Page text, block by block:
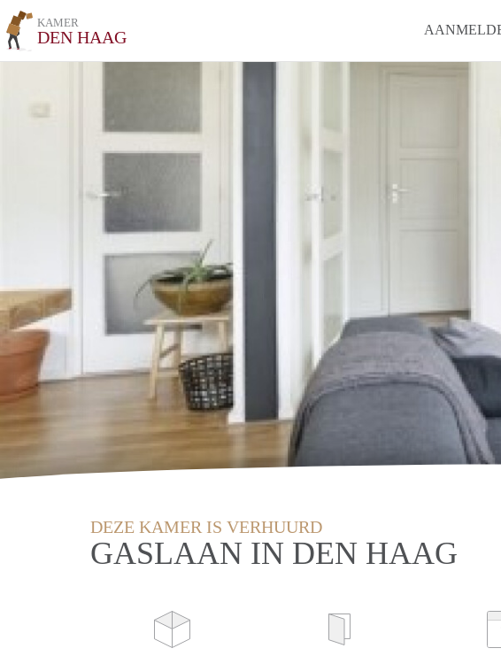
KAMER
DEN HAAG
DEZE KAMER IS VERHUURD
GASLAAN IN DEN HAAG